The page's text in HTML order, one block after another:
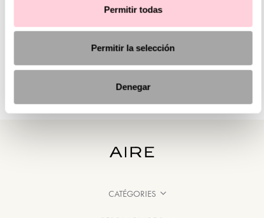
Permitir todas
Permitir la selección
Denegar
CATÉGORIES